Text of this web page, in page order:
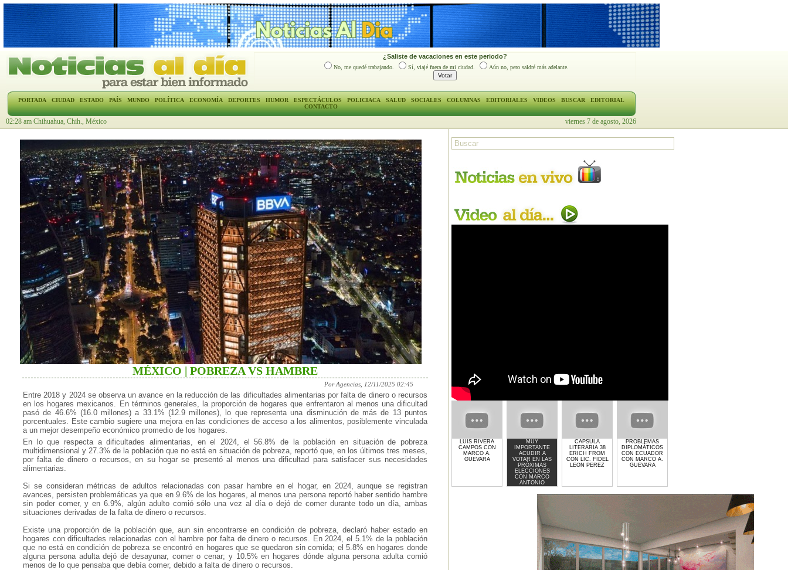
¿Saliste de vacaciones en este periodo?
No, me quedé trabajando. Sí, viajé fuera de mi ciudad. Aún no, pero saldré más adelante.
PORTADA CIUDAD ESTADO PAÍS MUNDO POLÍTICA ECONOMÍA DEPORTES HUMOR ESPECTÁCULOS POLICIACA SALUD SOCIALES COLUMNAS EDITORIALES VIDEOS BUSCAR
EDITORIAL
CONTACTO
02:28 am Chihuahua, Chih., México viernes 7 de agosto, 2026
MÉXICO | POBREZA VS HAMBRE
Por Agencias, 12/11/2025 02:45
Entre 2018 y 2024 se observa un avance en la reducción de las dificultades alimentarias por falta de dinero o recursos
en los hogares mexicanos. En términos generales, la proporción de hogares que enfrentaron al menos una dificultad
pasó de 46.6% (16.0 millones) a 33.1% (12.9 millones), lo que representa una disminución de más de 13 puntos
porcentuales. Este cambio sugiere una mejora en las condiciones de acceso a los alimentos, posiblemente vinculada
a un mejor desempeño económico promedio de los hogares.
En lo que respecta a dificultades alimentarias, en el 2024, el 56.8% de la población en situación de pobreza
multidimensional y 27.3% de la población que no está en situación de pobreza, reportó que, en los últimos tres meses,
por falta de dinero o recursos, en su hogar se presentó al menos una dificultad para satisfacer sus necesidades
alimentarias.
Si se consideran métricas de adultos relacionadas con pasar hambre en el hogar, en 2024, aunque se registran
avances, persisten problemáticas ya que en 9.6% de los hogares, al menos una persona reportó haber sentido hambre
sin poder comer, y en 6.9%, algún adulto comió sólo una vez al día o dejó de comer durante todo un día, ambas
situaciones derivadas de la falta de dinero o recursos.
Existe una proporción de la población que, aun sin encontrarse en condición de pobreza, declaró haber estado en
hogares con dificultades relacionadas con el hambre por falta de dinero o recursos. En 2024, el 5.1% de la población
que no está en condición de pobreza se encontró en hogares que se quedaron sin comida; el 5.8% en hogares donde
alguna persona adulta dejó de desayunar, comer o cenar; y 10.5% en hogares dónde alguna persona adulta comió
menos de lo que pensaba que debía comer, debido a falta de dinero o recursos.
LUIS RIVERA
CAMPOS CON
MARCO A.
GUEVARA
MUY
IMPORTANTE
ACUDIR A
VOTAR EN LAS
PRÓXIMAS
ELECCIONES
CON MARCO
ANTONIO
GUEVARA
CAPSULA
LITERARIA 38
ERICH FROM
CON LIC. FIDEL
LEON PEREZ
PROBLEMAS
DIPLOMÁTICOS
CON ECUADOR
CON MARCO A.
GUEVARA